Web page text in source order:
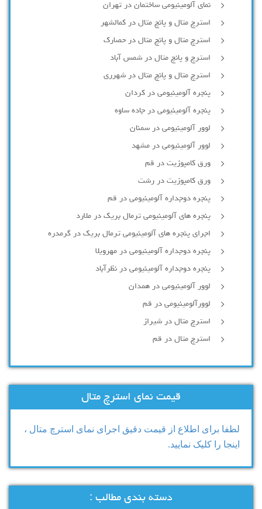
نمای آلومینیومی ساختمان در تهران
استرچ متال و پانچ متال در کمالشهر
استرچ متال و پانچ متال در حصارك
استرچ و پانچ متال در شمس آباد
استرچ متال و پانچ متال در شهرری
پنجره آلومینیومی در کردان
پنجره آلومینیومی در جاده ساوه
لوور آلومینیومی در سمنان
لوور آلومینیومی در مشهد
ورق کامپوزیت در قم
ورق کامپوزیت در رشت
پنجره دوجداره آلومينيومی در قم
پنجره های آلومینیومی ترمال بریک در ملارد
اجرای پنجره های آلومینیومی ترمال بریک در گرمدره
پنجره دوجداره آلومینیومی در مهرویلا
پنجره دوجداره آلومینیومی در نظرآباد
لوور آلومینیومی در همدان
لوورآلومینیومی در قم
استرچ متال در شیراز
استرچ متال در قم
قیمت نمای استرچ متال
لطفا برای اطلاع از قیمت دقیق اجرای نمای استرچ متال ،
اینجا را کلیک نمایید.
دسته بندی مطالب :